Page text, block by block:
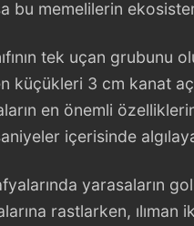
bu memelilerin
tek uçan grubunu
küçükleri 3 cm kanat
en önemli
içerisinde
yarasaların
rastlarken, ılıman